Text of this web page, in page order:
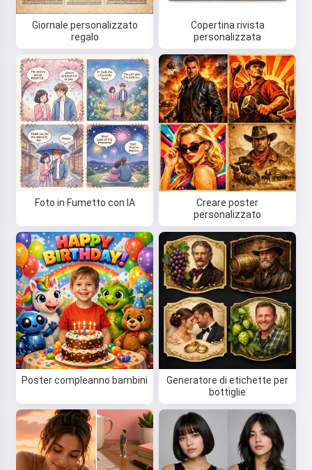
Giornale personalizzato
regalo
Copertina rivista
personalizzata
Foto in Fumetto con IA
Creare poster
personalizzato
Poster compleanno bambini
Generatore di etichette per
bottiglie